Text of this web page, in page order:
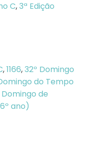
C,3ª Edição
,1166,32º Domingo
do Tempo
Domingo de
ano)